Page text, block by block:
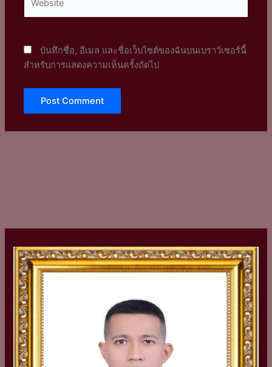
บันทึกชื่อ, อีเมล และชื่อเว็บไซต์ของฉันบนเบราว์เซอร์นี้
สำหรับการแสดงความเห็นครั้งถัดไป